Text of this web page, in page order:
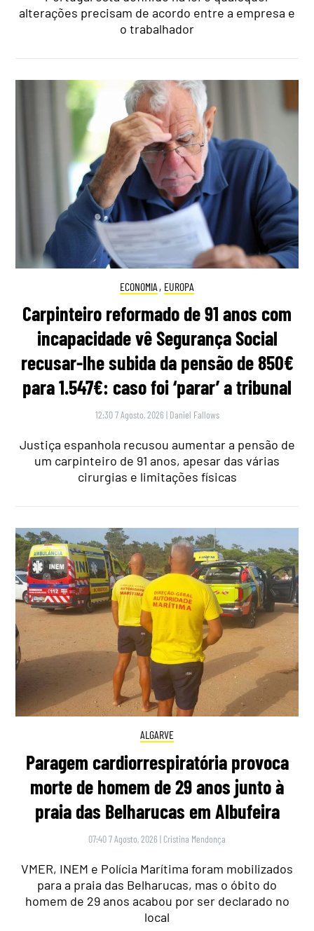
alterações precisam de acordo entre a empresa e
o trabalhador
ECONOMIA , EUROPA
Carpinteiro reformado de 91 anos com
incapacidade vê Segurança Social
recusar-lhe subida da pensão de 850€
para 1.547€: caso foi ‘parar’ a tribunal
12:30 7 Agosto, 2026 | Daniel Fallows
Justiça espanhola recusou aumentar a pensão de
um carpinteiro de 91 anos, apesar das várias
cirurgias e limitações físicas
ALGARVE
Paragem cardiorrespiratória provoca
morte de homem de 29 anos junto à
praia das Belharucas em Albufeira
07:40 7 Agosto, 2026 | Cristina Mendonça
VMER, INEM e Polícia Marítima foram mobilizados
para a praia das Belharucas, mas o óbito do
homem de 29 anos acabou por ser declarado no
local